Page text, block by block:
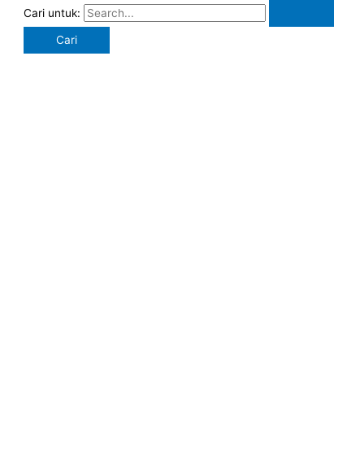
Cari untuk: